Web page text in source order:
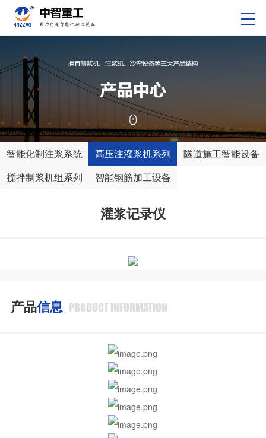
智能化制注浆系统 高压注灌浆机系列
隧道施工智能设备
搅拌制浆机组系列
智能钢筋加工设备
灌浆记录仪
产品信息 PRODUCT INFORMATION